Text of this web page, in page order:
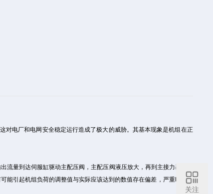
对电厂和电网安全稳定运行造成了极大的威胁。其基本现象是机组在正
量到达伺服缸驱动主配压阀，主配压阀液压放大，再到主接力器动作
能引起机组负荷的调整值与实际应该达到的数值存在偏差，严重时引起
关注